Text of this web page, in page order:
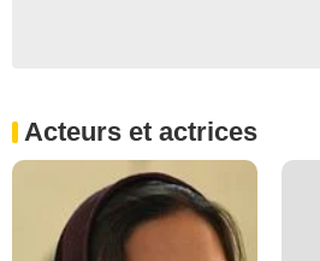
Acteurs et actrices